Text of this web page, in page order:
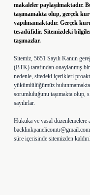
makaleler paylaşılmaktadır.
taşımamakta olup, gerçek
yapılmamaktadır. Gerçek
tesadüfidir. Sitemizdeki
taşımazlar.
Sitemiz, 5651 Sayılı Kanun
(BTK) tarafından onaylanmış
nedenle, sitedeki içerikleri
yükümlülüğümüz
sorumluluğunu taşımakta olup,
sayılırlar.
Hukuka ve yasal düzenlemelere
backlinkpanelicomtr@gmail.com
süre içerisinde sitemizden